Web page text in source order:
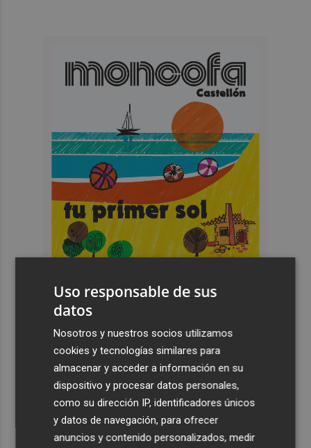
Últimas Noticias
De Frida Kahlo a Kubrick: un repaso por los eclipses de
El Villarreal cierra la pretemporada con buenas
sensaciones y Ayoze como goleador
Uso responsable de sus
datos
Nosotros y nuestros socios utilizamos
cookies y tecnologías similares para
almacenar y acceder a información en su
dispositivo y procesar datos personales,
como su dirección IP, identificadores únicos
y datos de navegación, para ofrecer
anuncios y contenido personalizados, medir